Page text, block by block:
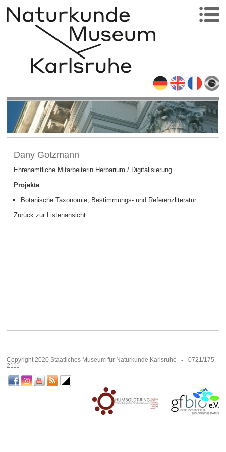
Dany Gotzmann
Ehrenamtliche Mitarbeiterin Herbarium / Digitalisierung
Projekte
Botanische Taxonomie, Bestimmungs- und Referenzliteratur
Zurück zur Listenansicht
Copyright 2020 Staatliches Museum für Naturkunde Karlsruhe
0721/175
2111